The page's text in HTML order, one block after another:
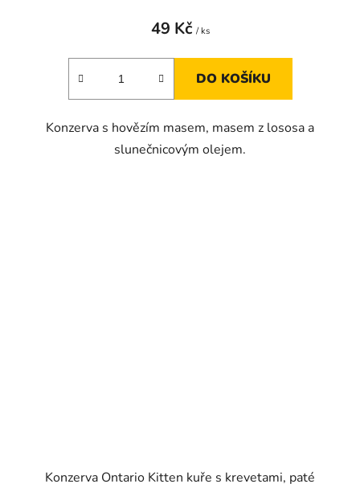
49 Kč / ks
DO KOŠÍKU
Konzerva s hovězím masem, masem z lososa a
slunečnicovým olejem.
Konzerva Ontario Kitten kuře s krevetami, paté